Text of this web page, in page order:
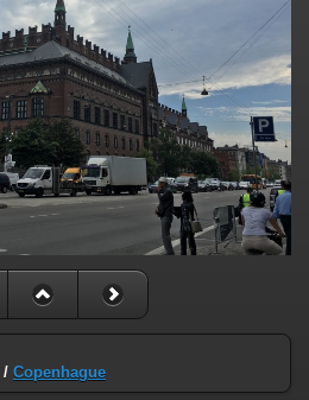
/ Copenhague